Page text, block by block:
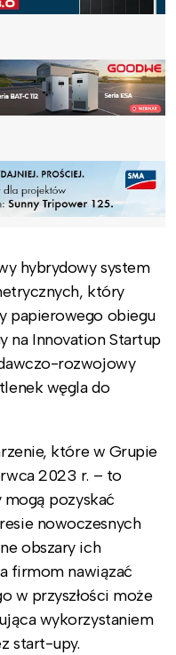
hybrydowy system
który
papierowego obiegu
na Innovation Startup
rozwojowy
węgla do
które w Grupie
2023 r. – to
mogą pozyskać
nowoczesnych
obszary ich
firmom nawiązać
w przyszłości może
wykorzystaniem
start-upy.